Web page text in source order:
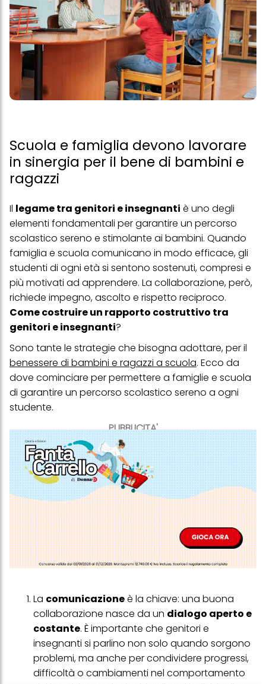
Scuola e famiglia devono lavorare
in sinergia per il bene di bambini e
ragazzi
PUBBLICITA'
Il legame tra genitori e insegnanti è uno degli
elementi fondamentali per garantire un percorso
scolastico sereno e stimolante ai bambini. Quando
famiglia e scuola comunicano in modo efficace, gli
studenti di ogni età si sentono sostenuti, compresi e
più motivati ad apprendere. La collaborazione, però,
richiede impegno, ascolto e rispetto reciproco.
Come costruire un rapporto costruttivo tra
genitori e insegnanti?
Sono tante le strategie che bisogna adottare, per il
benessere di bambini e ragazzi a scuola. Ecco da
dove cominciare per permettere a famiglie e scuola
di garantire un percorso scolastico sereno a ogni
studente.
La comunicazioneè la chiave: una buona
collaborazione nasce da un dialogo aperto e
costante. È importante che genitori e
insegnanti si parlino non solo quando sorgono
problemi, ma anche per condividere progressi,
difficoltà o cambiamenti nel comportamento